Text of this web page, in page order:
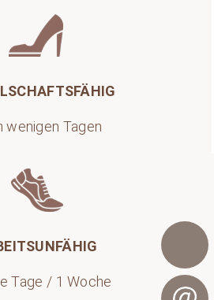
wenigen Tagen
Tage / 1 Woche
Telefon